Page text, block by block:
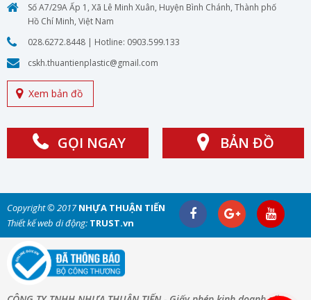
Số A7/29A Ấp 1, Xã Lê Minh Xuân, Huyện Bình Chánh, Thành phố
Hồ Chí Minh, Việt Nam
028.6272.8448 | Hotline: 0903.599.133
cskh.thuantienplastic@gmail.com
Xem bản đồ
GỌI NGAY BẢN ĐỒ
Copyright © 2017NHỰA THUẬN TIẾN
Thiết kế web di động: TRUST.vn